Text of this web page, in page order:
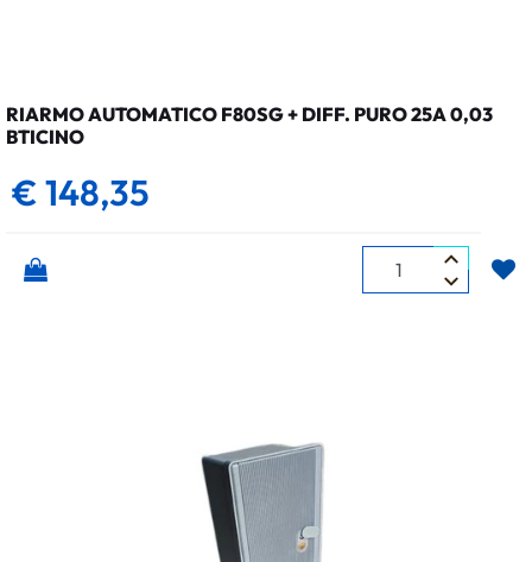
RIARMO AUTOMATICO F80SG + DIFF. PURO 25A 0,03
BTICINO
€ 148,35
Quantità